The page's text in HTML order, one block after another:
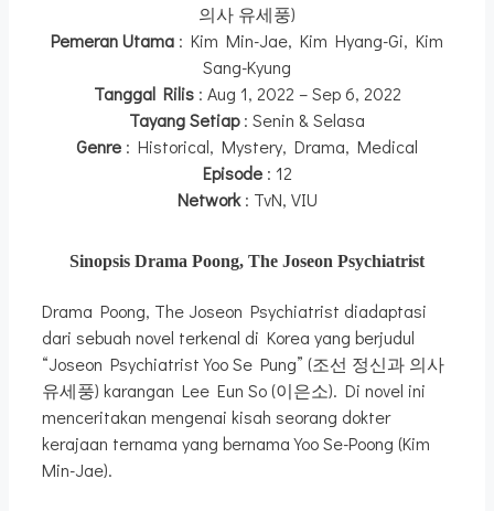
의사 유세풍)
Pemeran Utama : Kim Min-Jae, Kim Hyang-Gi, Kim
Sang-Kyung
Tanggal Rilis : Aug 1, 2022 – Sep 6, 2022
Tayang Setiap: Senin & Selasa
Genre : Historical, Mystery, Drama, Medical
Episode : 12
Network: TvN, VIU
Sinopsis Drama Poong, The Joseon Psychiatrist
Drama Poong, The Joseon Psychiatrist diadaptasi
dari sebuah novel terkenal di Korea yang berjudul
“Joseon Psychiatrist Yoo Se Pung” (조선 정신과 의사
유세풍) karangan Lee Eun So (이은소). Di novel ini
menceritakan mengenai kisah seorang dokter
kerajaan ternama yang bernama Yoo Se-Poong (Kim
Min-Jae).